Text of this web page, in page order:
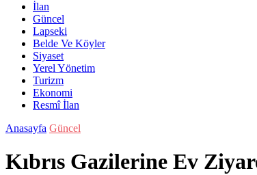
İlan
Güncel
Lapseki
Belde Ve Köyler
Siyaset
Yerel Yönetim
Turizm
Ekonomi
Resmî İlan
Anasayfa Güncel
Kıbrıs Gazilerine Ev